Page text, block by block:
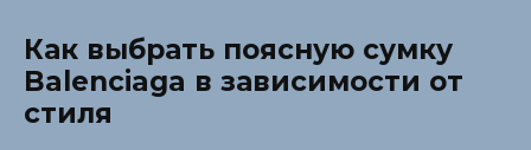
Как выбрать поясную сумку
Balenciaga в зависимости от
стиля